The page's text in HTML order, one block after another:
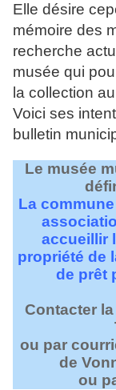
Elle désire
mémoire des
recherche
musée qui
la collection
Voici ses
bulletin
Le musée
La
accueillir
propriété de
de prêt
Contacter
ou par
de
ou